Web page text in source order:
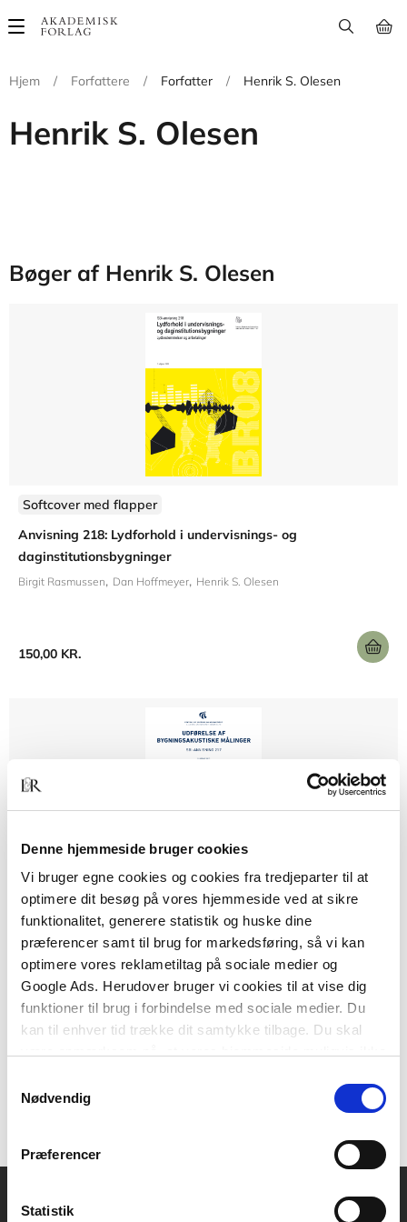
Denne hjemmeside bruger cookies
Vi bruger egne cookies og cookies fra tredjeparter til at
optimere dit besøg på vores hjemmeside ved at sikre
funktionalitet, generere statistik og huske dine
præferencer samt til brug for markedsføring, så vi kan
optimere vores reklametiltag på sociale medier og
Google Ads. Herudover bruger vi cookies til at vise dig
funktioner til brug i forbindelse med sociale medier. Du
kan til enhver tid trække dit samtykke tilbage. Du skal
tilbagetrækker et samtykke.
Nødvendig
Præferencer
Statistik
Main
Hjem
/ Forfattere / Forfatter / Henrik S. Olesen
Henrik S. Olesen
Bøger af Henrik S. Olesen
Softcover med flapper
Anvisning 218: Lydforhold i undervisnings- og
daginstitutionsbygninger
Birgit Rasmussen Dan Hoffmeyer Henrik S. Olesen
150,00 KR.
Softcover med flapper
Anvisning 217: Udførelse af bygningsakustiske målinger
Birgit Rasmussen Dan Hoffmeyer Henrik S. Olesen